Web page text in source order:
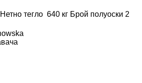
Нетно тегло 640 кг Брой полуоски 2